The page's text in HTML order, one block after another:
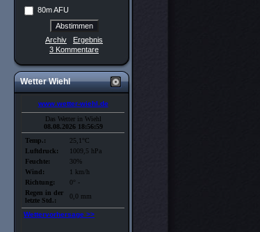
80m AFU
Archiv
Ergebnis
3 Kommentare
Wetter Wiehl